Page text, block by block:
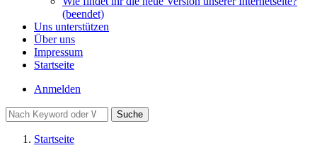
von
Umfragen
(beendet)
Uns unterstützen
Über uns
Impressum
Startseite
Benutzermenü
Anmelden
Suche
Startseite